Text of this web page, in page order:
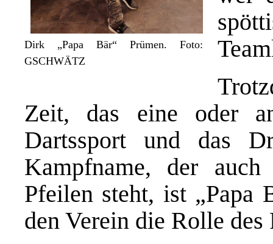
Dirk „Papa Bär“ Prümen. Foto:
GSCHWÄTZ
Zeit, das eine oder
Dartssport und das
Kampfname, der
Pfeilen steht, ist „Papa
den Verein die Rolle des